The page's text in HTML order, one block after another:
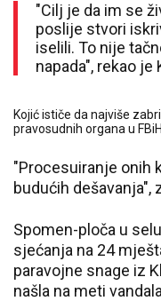
"Cilj je da im se
poslije stvori
iselili. To nije
napada", rekao je
Kojić ističe da najviše
pravosudnih organa u FBiH.
"Procesuiranje onih
budućih dešavanja",
Spomen-ploča u
sjećanja na 24
paravojne snage iz
našla na meti